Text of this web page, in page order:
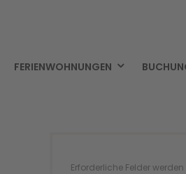
FERIENWOHNUNGEN
Erforderliche Felder